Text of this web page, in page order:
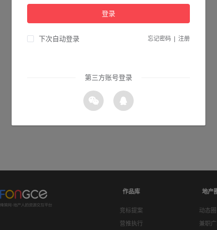
作品库
竞标提案
营推执行
地产
动态
兼职
登录
下次自动登录 忘记密码 注册
第三方账号登录